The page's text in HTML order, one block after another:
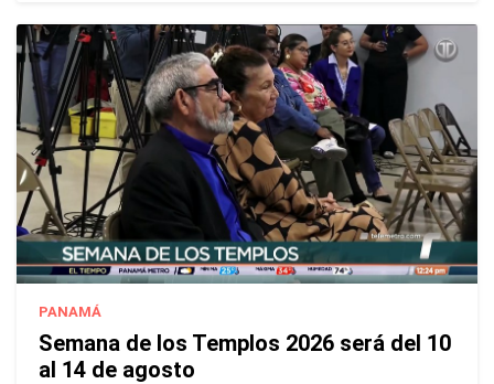
PANAMÁ
Semana de los Templos 2026 será del 10
al 14 de agosto